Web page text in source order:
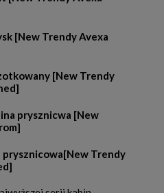
[New Trendy Avexa
[New Trendy
prysznicwa [New
Trendy